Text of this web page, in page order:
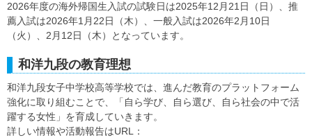
2026年度の海外帰国生入試の試験日は2025年12月21日（日）、推
薦入試は2026年1月22日（木）、一般入試は2026年2月10日
（火）、2月12日（木）となっています。
和洋九段の教育理想
和洋九段女子中学校高等学校では、進んだ教育のプラットフォーム
強化に取り組むことで、「自ら学び、自ら選び、自ら社会の中で活
躍する女性」を育成していきます。
詳しい情報や活動報告はURL：